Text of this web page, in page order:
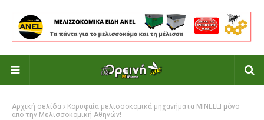
Αρχική σελίδα
Κορυφαία μελισσοκομικά μηχανήματα MINELLI μόνο
απο την Μελισσοκομική Αθηνών!